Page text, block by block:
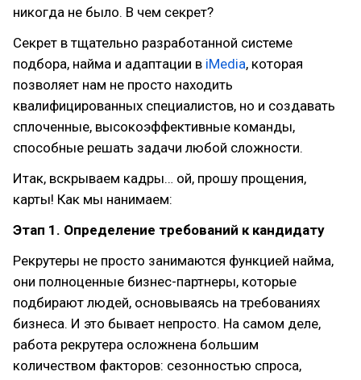
никогда не было. В чем секрет?
Секрет в тщательно разработанной системе
подбора, найма и адаптации в iMedia, которая
позволяет нам не просто находить
квалифицированных специалистов, но и создавать
сплоченные, высокоэффективные команды,
способные решать задачи любой сложности.
Итак, вскрываем кадры… ой, прошу прощения,
карты! Как мы нанимаем:
Этап 1. Определение требований к кандидату
Рекрутеры не просто занимаются функцией найма,
они полноценные бизнес-партнеры, которые
подбирают людей, основываясь на требованиях
бизнеса. И это бывает непросто. На самом деле,
работа рекрутера осложнена большим
количеством факторов: сезонностью спроса,